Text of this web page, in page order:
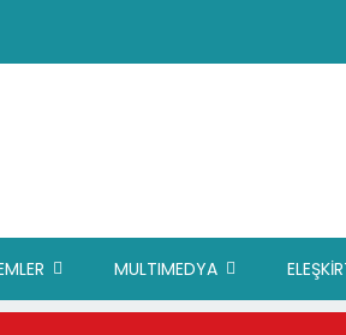
MULTIMEDYA